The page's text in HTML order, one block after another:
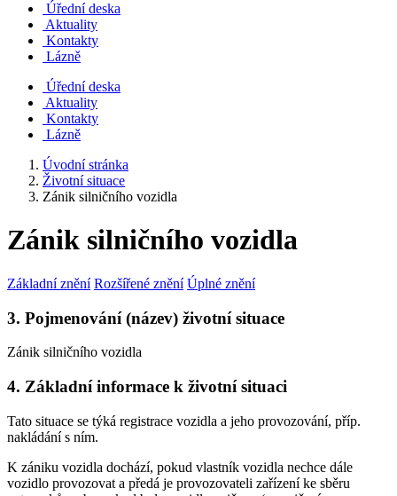
Úřední deska
Aktuality
Kontakty
Lázně
Úřední deska
Aktuality
Kontakty
Lázně
Úvodní stránka
Životní situace
Zánik silničního vozidla
Zánik silničního vozidla
Základní znění Rozšířené znění Úplné znění
3. Pojmenování (název) životní situace
Zánik silničního vozidla
4. Základní informace k životní situaci
Tato situace se týká registrace vozidla a jeho provozování, příp.
nakládání s ním.
K zániku vozidla dochází, pokud vlastník vozidla nechce dále
vozidlo provozovat a předá je provozovateli zařízení ke sběru